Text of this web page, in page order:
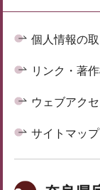
個人情報の
リンク・著
ウェブアク
サイトマップ